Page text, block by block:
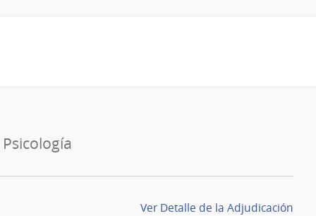
Ver Detalle de la Adjudicación